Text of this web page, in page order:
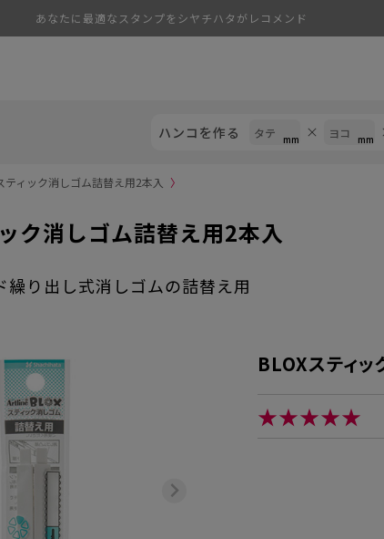
あなたに最適なスタンプをシヤチハタがレコメンド
ハンコを作る
ティック消しゴム詰替え用2本入 〉
ク消しゴム詰替え用2本入
繰り出し式消しゴムの詰替え用
BLOXスティ
★★★★★